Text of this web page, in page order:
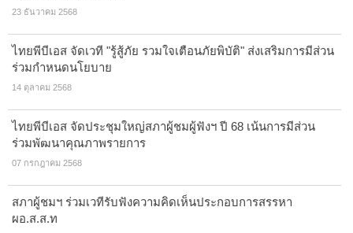
23 ธันวาคม 2568
ไทยพีบีเอส จัดเวที "รู้สู้ภัย รวมใจเตือนภัยพิบัติ" ส่งเสริมการมีส่วน
ร่วมกำหนดนโยบาย
14 ตุลาคม 2568
ไทยพีบีเอส จัดประชุมใหญ่สภาผู้ชมผู้ฟังฯ ปี 68 เน้นการมีส่วน
ร่วมพัฒนาคุณภาพรายการ
07 กรกฎาคม 2568
สภาผู้ชมฯ ร่วมเวทีรับฟังความคิดเห็นประกอบการสรรหา
ผอ.ส.ส.ท